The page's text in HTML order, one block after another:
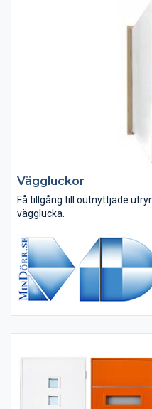
Väggluckor
Få tillgång till outnyttjade
vägglucka.
Väggluckorna kan beställas
brandklassat utförande.
kan vara brandluckor eller